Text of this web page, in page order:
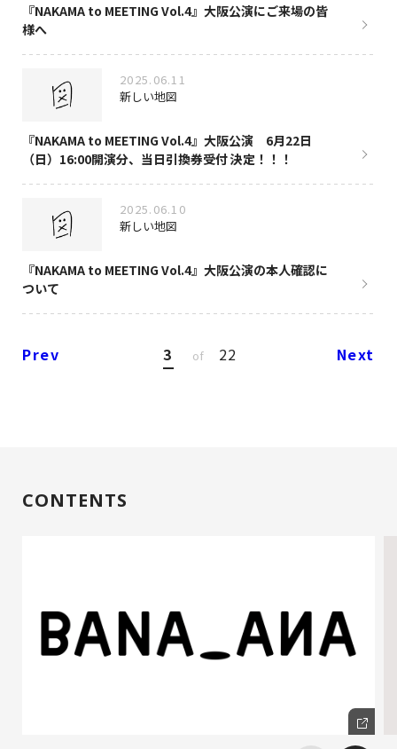
『NAKAMA to MEETING Vol.4』大阪公演にご来場の皆
様へ
2025.06.11
新しい地図
『NAKAMA to MEETING Vol.4』大阪公演 6月22日
（日）16:00開演分、当日引換券受付 決定！！！
2025.06.10
新しい地図
『NAKAMA to MEETING Vol.4』大阪公演の本人確認に
ついて
Prev 3 of 22 Next
CONTENTS